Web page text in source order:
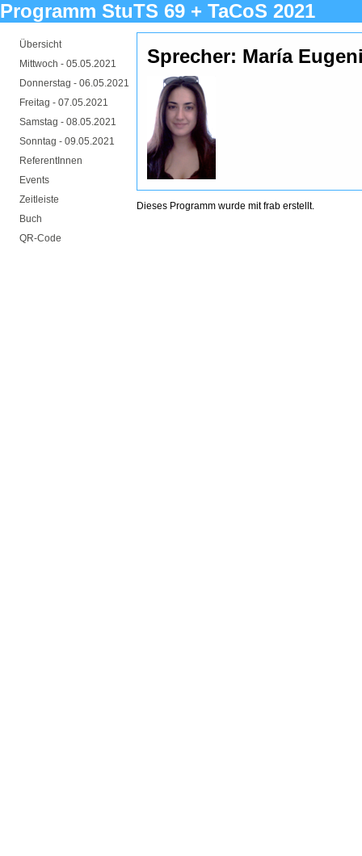
Programm StuTS 69 + TaCoS 2021
Übersicht
Mittwoch - 05.05.2021
Donnerstag - 06.05.2021
Freitag - 07.05.2021
Samstag - 08.05.2021
Sonntag - 09.05.2021
ReferentInnen
Events
Zeitleiste
Buch
QR-Code
Sprecher: María
Dieses Programm wurde mitfrab erstellt.